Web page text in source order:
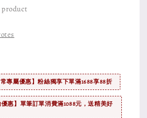
常專屬優惠】粉絲獨享下單滿1688享88折
優惠】單筆訂單消費滿1088元，送精美好